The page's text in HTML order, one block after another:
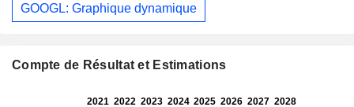
GOOGL: Graphique dynamique
Compte de Résultat et Estimations